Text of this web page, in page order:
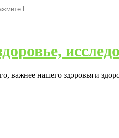
важнее нашего здоровья и